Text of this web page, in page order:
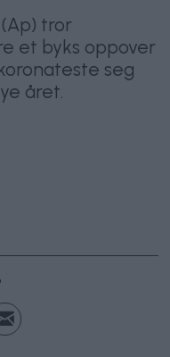
tror
et byks oppover
seg
året.